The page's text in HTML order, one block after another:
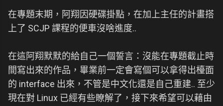
在專題末期，阿翔因硬碟掛點，在加上主任的計畫搭
上了 SCJP 課程的便車沒啥進度..
在這阿翔默默的給自己一個誓言：沒能在專題截止時
間寫出來的作品，畢業前一定會寫個可以拿得出檯面
的 interface 出來，不管是中文化還是自己重建.. 至少
現在對 Linux 已經有些瞭解了，接下來希望可以藉由